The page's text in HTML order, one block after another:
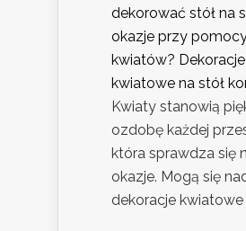
dekorować stół na
okazje przy
kwiatów? Dekoracje
kwiatowe na stół
Kwiaty stanowią
ozdobę każdej
która sprawdza się
okazje. Mogą się
dekoracje kwiatowe